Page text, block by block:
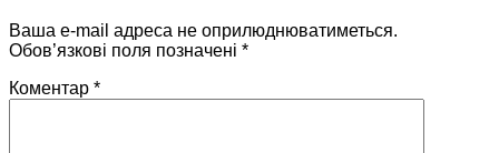
Ваша e-mail адреса не оприлюднюватиметься.
Обов’язкові поля позначені *
Коментар *